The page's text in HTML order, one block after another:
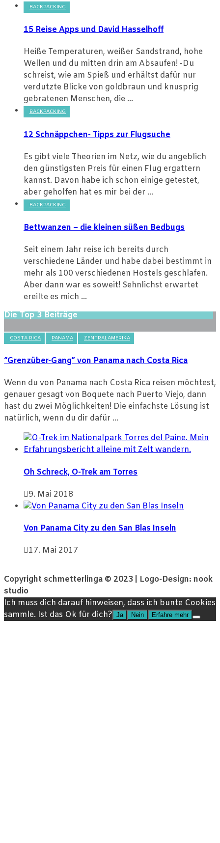
BACKPACKING
15 Reise Apps und David Hasselhoff
Heiße Temperaturen, weißer Sandstrand, hohe
Wellen und du mitten drin am Absaufen! -Du
schreist, wie am Spieß und erhältst dafür nur
verdutzte Blicke von goldbraun und knusprig
gebratenen Menschen, die ...
BACKPACKING
12 Schnäppchen- Tipps zur Flugsuche
Es gibt viele Theorien im Netz, wie du angeblich
den günstigsten Preis für einen Flug ergattern
kannst. Davon habe ich schon einige getestet,
aber geholfen hat es mir bei der ...
BACKPACKING
Bettwanzen – die kleinen süßen Bedbugs
Seit einem Jahr reise ich bereits durch
verschiedene Länder und habe dabei bestimmt in
mehr als 100 verschiedenen Hostels geschlafen.
Aber dann war es soweit! Sehnlichst erwartet
ereilte es mich ...
Die Top 3 Beiträge
COSTA RICA PANAMA ZENTRALAMERIKA
“Grenzüber-Gang” von Panama nach Costa Rica
Wenn du von Panama nach Costa Rica reisen möchtest,
genauer gesagt von Boquete nach Puerto Viejo, dann
hast du zwei Möglichkeiten! Die einfachste Lösung ist
natürlich, wenn du dir dafür ...
Oh Schreck, O-Trek am Torres
9. Mai 2018
Von Panama City zu den San Blas Inseln
17. Mai 2017
Copyright schmetterlinga © 2023 | Logo-Design: nook
studio
Ich muss dich darauf hinweisen, dass ich bunte Cookies
sammle. Ist das Ok für dich? Ja Nein Erfahre mehr